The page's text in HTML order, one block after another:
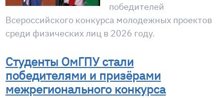
победителей
Всероссийского конкурса молодежных проектов
среди физических лиц в 2026 году.
Студенты ОмГПУ стали
победителями и призёрами
межрегионального конкурса